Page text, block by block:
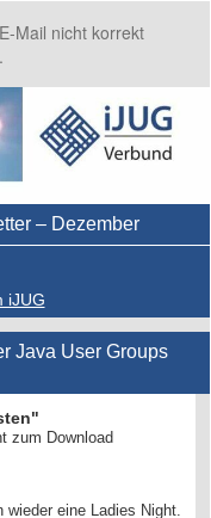
Mail nicht korrekt
– Dezember
iJUG
Java User Groups
zum Download
eine Ladies Night.